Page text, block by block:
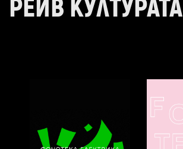
РЕЙВ КУЛТУРАТА